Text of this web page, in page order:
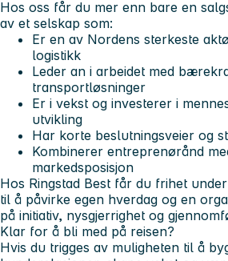
Hos oss får du mer enn bare en
av et selskap som:
Er en av Nordens sterkeste
logistikk
Leder an i arbeidet med
transportløsninger
Er i vekst og investerer i
utvikling
Har korte beslutningsveier og
Kombinerer entreprenørånd
markedsposisjon
Hos Ringstad Best får du frihet
til å påvirke egen hverdag og en
på initiativ, nysgjerrighet og
Klar for å bli med på reisen?
Hvis du trigges av muligheten til å